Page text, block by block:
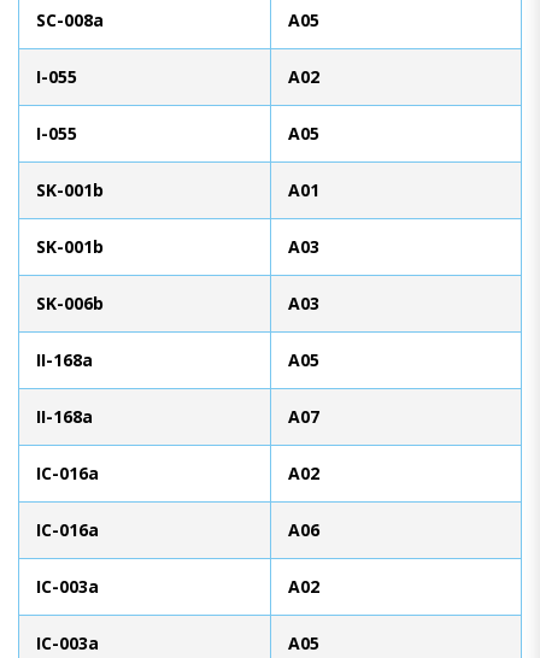
SC-008a A05
I-055 A02
I-055 A05
SK-001b A01
SK-001b A03
SK-006b A03
II-168a A05
II-168a A07
IC-016a A02
IC-016a A06
IC-003a A02
IC-003a A05